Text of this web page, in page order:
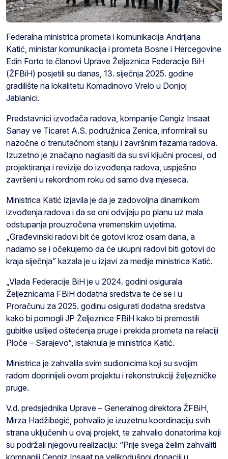
Federalna ministrica prometa i komunikacija Andrijana
Katić, ministar komunikacija i prometa Bosne i Hercegovine
Edin Forto te članovi Uprave Željeznica Federacije BiH
(ŽFBiH) posjetili su danas, 13. siječnja 2025. godine
gradilište na lokalitetu Komadinovo Vrelo u Donjoj
Jablanici.
Predstavnici izvođača radova, kompanije Cengiz Insaat
Sanay ve Ticaret A.S. podružnica Zenica, informirali su
nazočne o trenutačnom stanju i završnim fazama radova.
Izuzetno je značajno naglasiti da su svi ključni procesi, od
projektiranja i revizije do izvođenja radova, uspješno
završeni u rekordnom roku od samo dva mjeseca.
Ministrica Katić izjavila je da je zadovoljna dinamikom
izvođenja radova i da se oni odvijaju po planu uz mala
odstupanja prouzročena vremenskim uvjetima.
„Građevinski radovi bit će gotovi kroz osam dana, a
nadamo se i očekujemo da će ukupni radovi biti gotovi do
kraja siječnja” kazala je u izjavi za medije ministrica Katić.
„Vlada Federacije BiH je u 2024. godini osigurala
Željeznicama FBiH dodatna sredstva te će se i u
Proračunu za 2025. godinu osigurati dodatna sredstva
kako bi pomogli JP Željeznice FBiH kako bi premostili
gubitke uslijed oštećenja pruge i prekida prometa na relaciji
Ploče – Sarajevo“, istaknula je ministrica Katić.
Ministrica je zahvalila svim sudionicima koji su svojim
radom doprinijeli ovom projektu i rekonstrukciji željezničke
pruge.
V.d. predsjednika Uprave – Generalnog direktora ŽFBiH,
Mirza Hadžibegić, pohvalio je izuzetnu koordinaciju svih
strana uključenih u ovaj projekt, te zahvalio donatorima koji
su podržali njegovu realizaciju: “Prije svega želim zahvaliti
kompaniji Cengiz Insaat na velikodušnoj donaciji u